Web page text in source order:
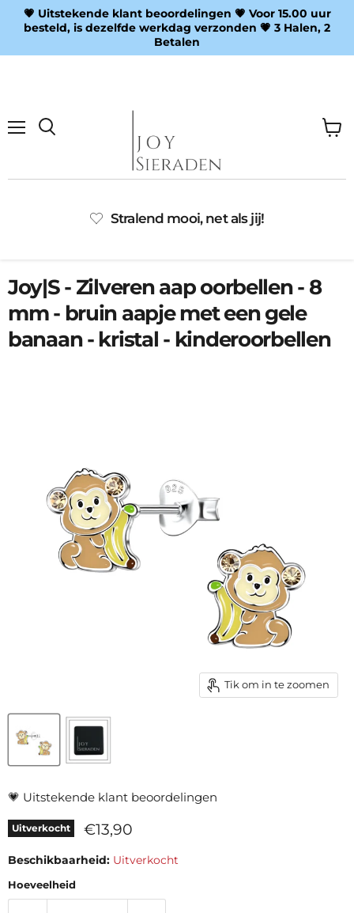
💗 Uitstekende klant beoordelingen 💗 Voor 15.00 uur
besteld, is dezelfde werkdag verzonden 💗 3 Halen, 2
Betalen
Stralend mooi, net als jij!
Joy|S - Zilveren aap oorbellen - 8
mm - bruin aapje met een gele
banaan - kristal - kinderoorbellen
Tik om in te zoomen
💗 Uitstekende klant beoordelingen
Uitverkocht Huidige prijs
€13,90
Beschikbaarheid: Uitverkocht
Hoeveelheid